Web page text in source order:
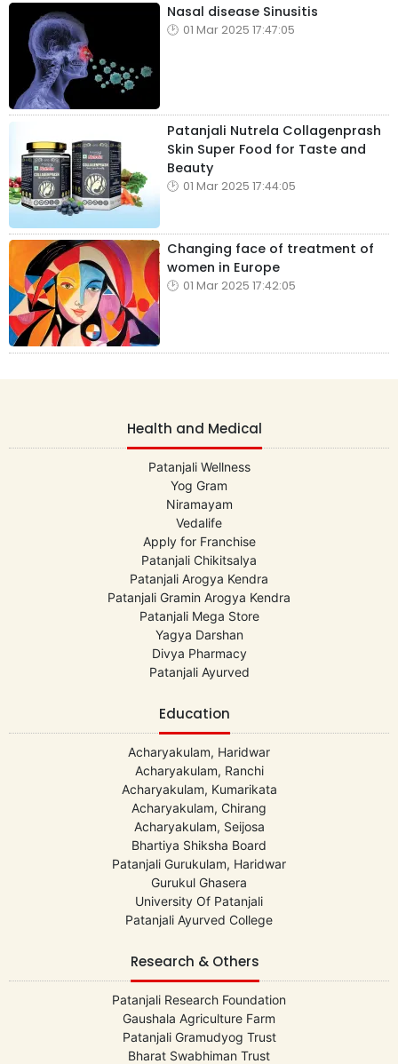
Nasal disease Sinusitis
01 Mar 2025 17:47:05
Patanjali Nutrela Collagenprash
Skin Super Food for Taste and
Beauty
01 Mar 2025 17:44:05
Changing face of treatment of
women in Europe
01 Mar 2025 17:42:05
Health and Medical
Patanjali Wellness
Yog Gram
Niramayam
Vedalife
Apply for Franchise
Patanjali Chikitsalya
Patanjali Arogya Kendra
Patanjali Gramin Arogya Kendra
Patanjali Mega Store
Yagya Darshan
Divya Pharmacy
Patanjali Ayurved
Education
Acharyakulam, Haridwar
Acharyakulam, Ranchi
Acharyakulam, Kumarikata
Acharyakulam, Chirang
Acharyakulam, Seijosa
Bhartiya Shiksha Board
Patanjali Gurukulam, Haridwar
Gurukul Ghasera
University Of Patanjali
Patanjali Ayurved College
Research & Others
Patanjali Research Foundation
Gaushala Agriculture Farm
Patanjali Gramudyog Trust
Bharat Swabhiman Trust